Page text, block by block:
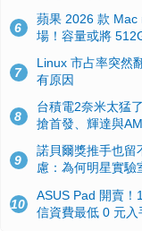
6
蘋果 2026 款 Mac
場！容量或將
7
Linux 市占率突然
有原因
8
台積電2奈米太猛
搶首發、輝達與
9
諾貝爾獎推手也留
慮：為何明星實驗
10
ASUS Pad 開賣
信資費最低 0 元入